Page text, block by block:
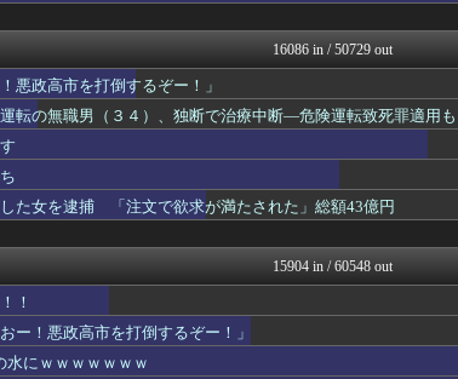
ぶる速-VIP
てあげる
コノユビニュース｜みんなの...
か【本日予約開始！...
fig速
いってわかって、お...
開始…さらに80...
軍事・ミリタリー速報☆彡
大艦巨砲主義！
くらいふっとんだ
子育てちゃんねる
従事者って凄いなｗｗ...
わんこーる速報！
しまうｗｗｗｗｗｗｗ
慣』をやっていた→...
不思議.net - 5ch...
って仕掛けがあるよ...
16086 in / 50729 out
悪政高市を打倒するぞー！」
転の無職男（３４）、独断で治療中断―危険運転致死罪適用も
た女を逮捕 「注文で欲求が満たされた」総額43億円
15904 in / 60548 out
！
ー！悪政高市を打倒するぞー！」
水にｗｗｗｗｗｗｗ